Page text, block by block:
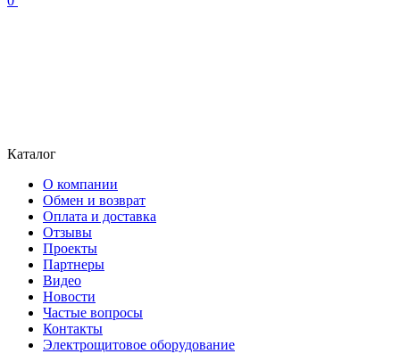
Каталог
О компании
Обмен и возврат
Оплата и доставка
Отзывы
Проекты
Партнеры
Видео
Новости
Частые вопросы
Контакты
Электрощитовое оборудование